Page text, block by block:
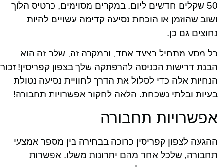
50 שקלים חדשים ליום. במקרים מסוימים, כרטיס הלוך
ושוב שהוזמן או הוכחת נסיעה קדימה עשויים להיות
נחוצים גם כן.
כל מסע מתחיל בצעד אחד, ובמקרה זה, שלב זה הוא
הבנת דרישות הכניסה להרפתקה שלך בצפון קפריסין! זכור
הנחיות אלה כדי לסלול את הדרך לחוויית נסיעה נטולת
בעיות ובלתי נשכחת. הלאה לחקור אפשרויות תחבורה!
אפשרויות תחבורה
ההגעה לצפון קפריסין כרוכה בבחירה בין מספר אמצעי
תחבורה, שלכל אחד מהם יתרונות משלו. אפשרות